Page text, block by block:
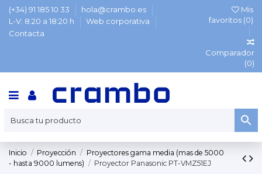
(+34) 91 185 10 33
hola@crambo.es
L-V: 8:20 a 18:20 h
Web corporativa
Contacta
Mis
favoritos (0)
Comparador
(0)
Inicio Proyección
Proyectores gama media (mas de 5000
- hasta 9000 lumens)
Proyector Panasonic PT-VMZ51EJ